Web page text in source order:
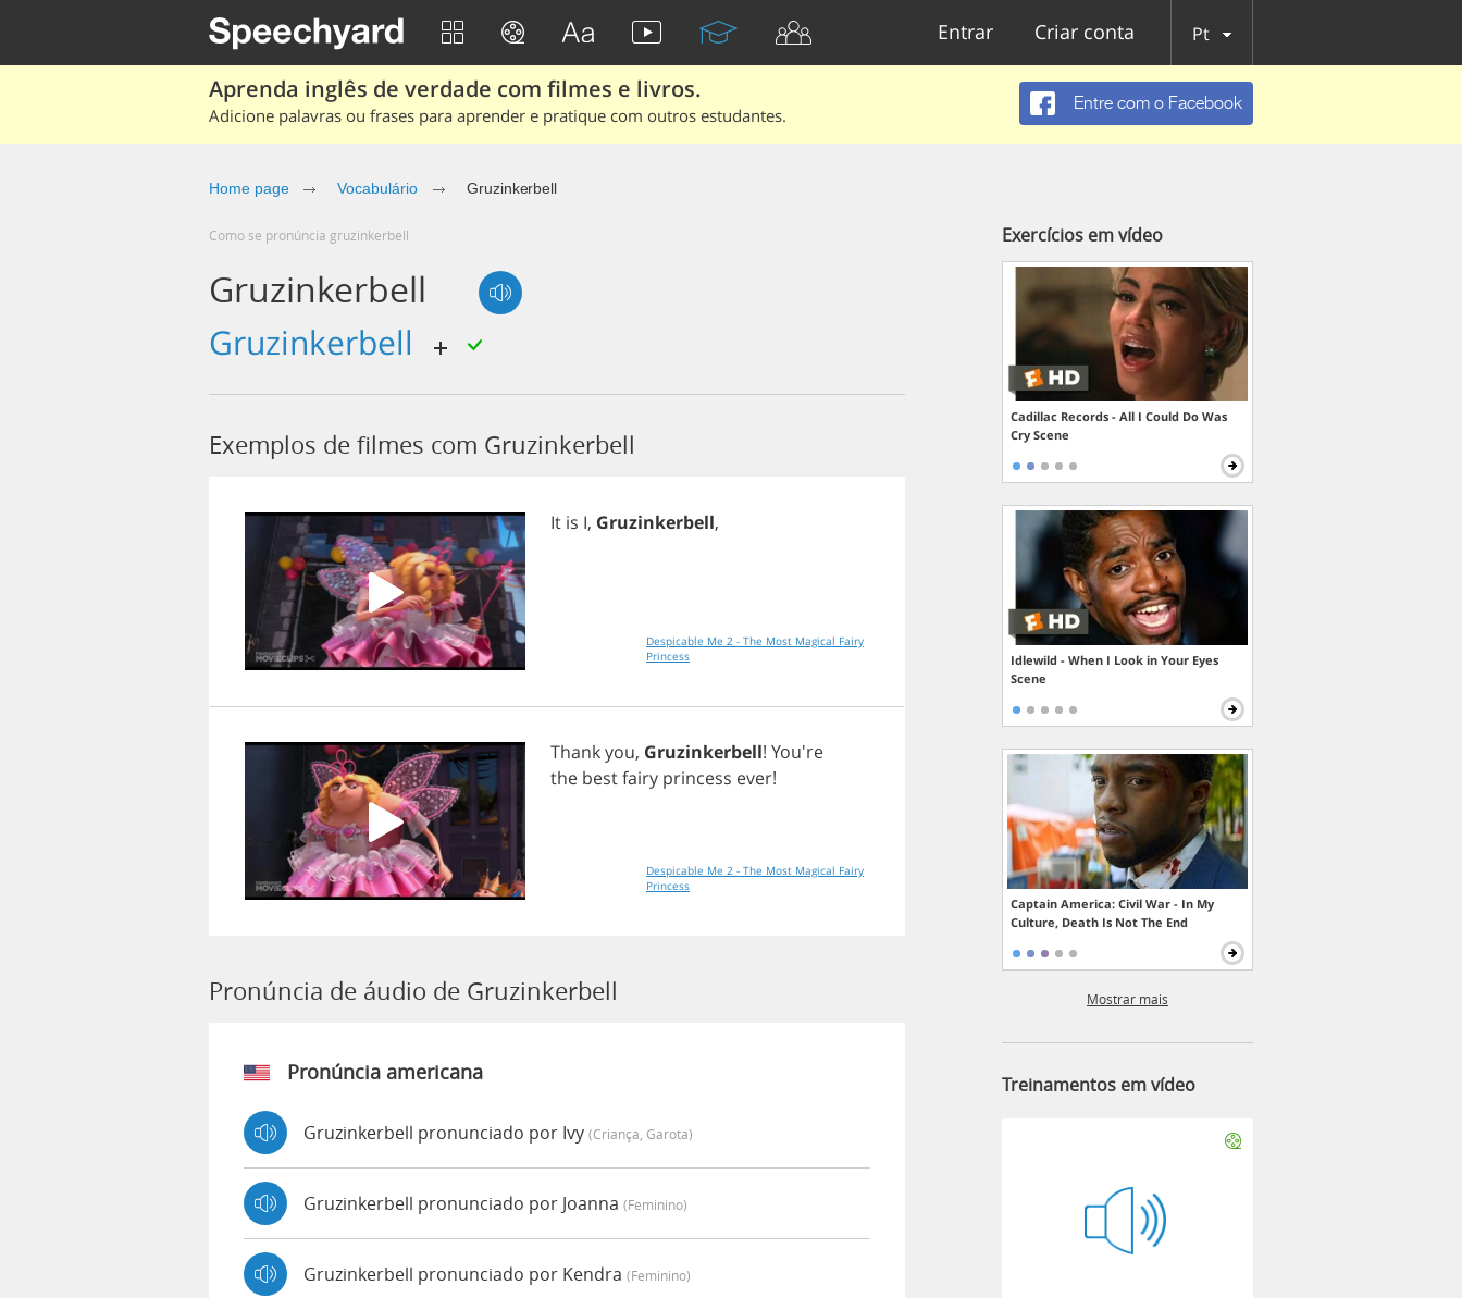
Entrar Criar conta Pt
Aprenda inglês de verdade com filmes e livros.
Adicione palavras ou frases para aprender e pratique com outros estudantes.
Entre com o Facebook
Home page Vocabulário Gruzinkerbell
Como se pronúncia gruzinkerbell
Gruzinkerbell
gruzinkerbell
Exemplos de filmes com Gruzinkerbell
It is I, Gruzinkerbell,
Despicable Me 2 - The Most Magical Fairy
Princess
Thankyou, Gruzinkerbell! You're
the bestfairy princess ever!
Despicable Me 2 - The Most Magical Fairy
Princess
Pronúncia de áudio de Gruzinkerbell
Pronúncia americana
Gruzinkerbell pronunciado por Ivy (criança, Garota)
Gruzinkerbell pronunciado por Joanna (feminino)
Gruzinkerbell pronunciado por Kendra (feminino)
Exercícios em vídeo
Cadillac Records - All I Could Do Was
Cry Scene
Idlewild - When I Look in Your Eyes
Scene
Captain America: Civil War - In My
Culture, Death Is Not The End
Mostrar mais
Treinamentos em vídeo